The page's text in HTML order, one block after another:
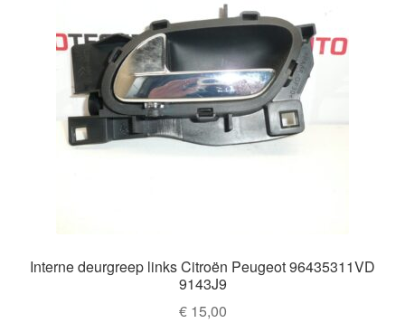
Interne deurgreep links Citroën Peugeot 96435311VD
9143J9
€15,00